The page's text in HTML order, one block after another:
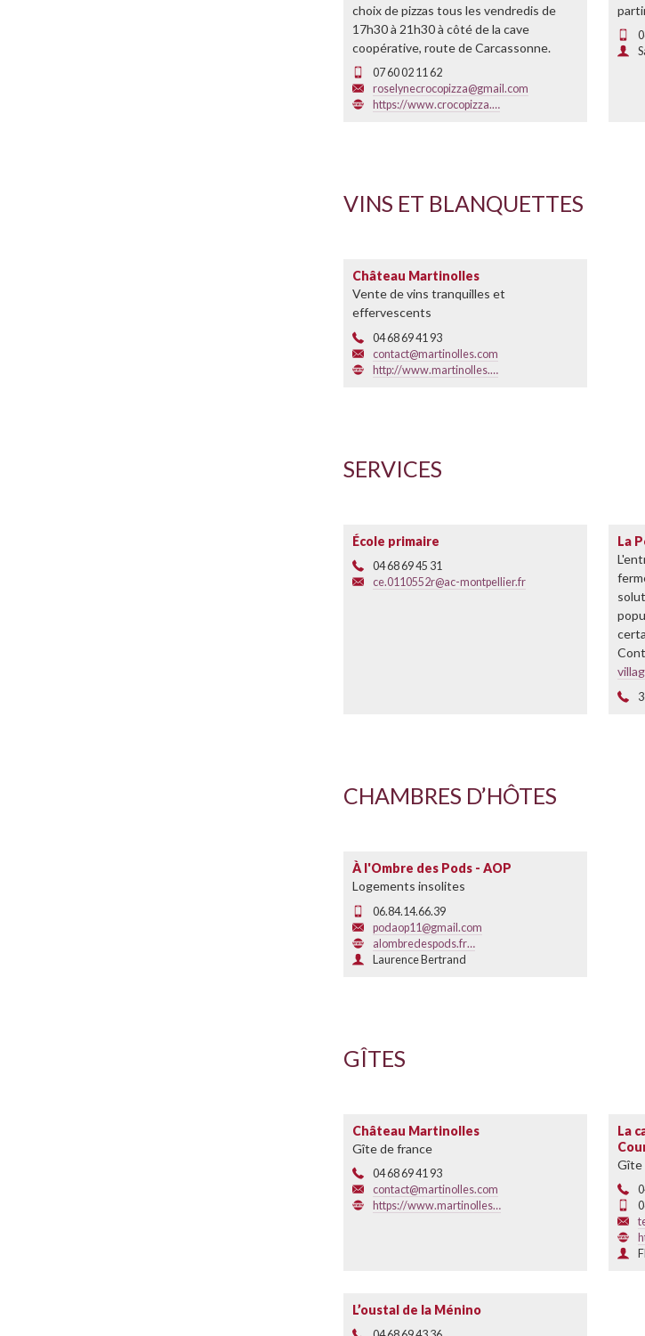
choix de pizzas tous les vendredis de
17h30 à 21h30 à côté de la cave
coopérative, route de Carcassonne.
07 60 02 11 62
roselynecrocopizza@gmail.com
https://www.crocopizza.…
VINS ET BLANQUETTES
Château Martinolles
Vente de vins tranquilles et
effervescents
04 68 69 41 93
contact@martinolles.com
http://www.martinolles.…
SERVICES
École primaire
04 68 69 45 31
ce.0110552r@ac-montpellier.fr
La
CHAMBRES D’HÔTES
À l'Ombre des Pods - AOP
Logements insolites
06.84.14.66.39
podaop11@gmail.com
alombredespods.fr…
Laurence Bertrand
GÎTES
Château Martinolles
Gîte de france
04 68 69 41 93
contact@martinolles.com
https://www.martinolles…
La
Gîte
L’oustal de la Ménino